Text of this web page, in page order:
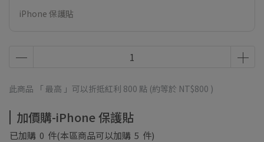
iPhone 保護貼
此商品 「 最高 」可以折抵紅利 800 點 (約等於 NT$800 )
加價購-iPhone 保護貼
已加購 0 件(本區商品可以加購 5 件)